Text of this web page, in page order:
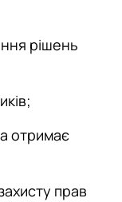
рішень
отримає
прав